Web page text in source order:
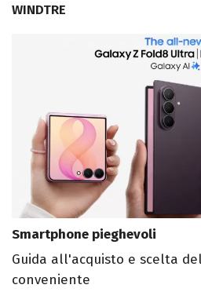
WINDTRE
Smartphone pieghevoli
Guida all'acquisto e scelta
conveniente